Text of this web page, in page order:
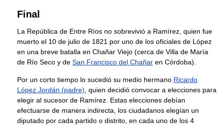
Final
La República de Entre Ríos no sobrevivió a Ramírez, quien fue
muerto el 10 de julio de 1821 por uno de los oficiales de López
en una breve batalla en Chañar Viejo (cerca de Villa de María
de Río Seco y de San Francisco del Chañar en Córdoba).
Por un corto tiempo lo sucedió su medio hermano Ricardo
López Jordán (padre) , quien decidió convocar a elecciones para
elegir al sucesor de Ramírez. Estas elecciones debían
efectuarse de manera indirecta, los ciudadanos elegían un
diputado por cada partido o distrito, en cada uno de los 4